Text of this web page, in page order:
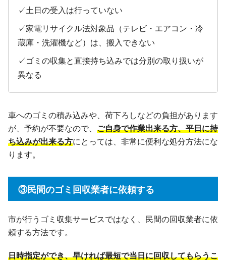
✓土日の受入は行っていない
✓家電リサイクル法対象品（テレビ・エアコン・冷
蔵庫・洗濯機など）は、搬入できない
✓ゴミの収集と直接持ち込みでは分別の取り扱いが
異なる
車へのゴミの積み込みや、荷下ろしなどの負担があります
が、予約が不要なので、 ご自身で作業出来る方、平日に持
ち込みが出来る方にとっては、非常に便利な処分方法にな
ります。
③民間のゴミ回収業者に依頼する
市が行うゴミ収集サービスではなく、民間の回収業者に依
頼する方法です。
日時指定ができ、早ければ最短で当日に回収してもらうこ